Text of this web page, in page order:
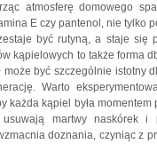
atmosferę domowego
E czy pantenol, nie tylko
być rutyną, a staje się
kąpielowych to także forma
być szczególnie istotny
Warto
kąpiel była momentem
martwy naskórek i
doznania, czyniąc z